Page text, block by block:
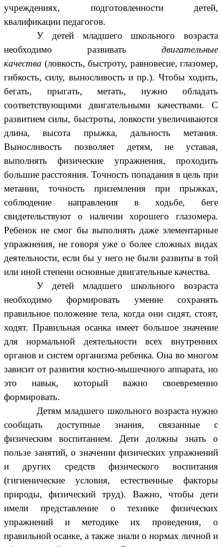
учреждениях, подготовленности детей,
квалификации педагогов.
У детей младшего школьного возраста
необходимо развивать двигательные
качества (ловкость, быстроту, равновесие, глазомер,
гибкость, силу, выносливость и пр.). Чтобы ходить,
бегать, прыгать, метать, нужно обладать
соответствующими двигательными качествами. С
развитием силы, быстроты, ловкости увеличиваются
длина, высота прыжка, дальность метания.
Выносливость позволяет детям, не уставая,
выполнять физические упражнения, проходить
большие расстояния. Точность попадания в цель при
метании, точность приземления при прыжках,
соблюдение направления в ходьбе, беге
свидетельствуют о наличии хорошего глазомера.
Ребенок не смог бы выполнять даже элементарные
упражнения, не говоря уже о более сложных видах
деятельности, если бы у него не были развиты в той
или иной степени основные двигательные качества.
У детей младшего школьного возраста
необходимо формировать умение сохранять
правильное положение тела, когда они сидят, стоят,
ходят. Правильная осанка имеет большое значение
для нормальной деятельности всех внутренних
органов и систем организма ребенка. Она во многом
зависит от развития костно-мышечного аппарата, но
это навык, который важно своевременно
формировать.
Детям младшего школьного возраста нужно
сообщать доступные знания, связанные с
физическим воспитанием. Дети должны знать о
пользе занятий, о значении физических упражнений
и других средств физического воспитания
(гигиенические условия, естественные факторы
природы, физический труд). Важно, чтобы дети
имели представление о технике физических
упражнений и методике их проведения, о
правильной осанке, а также знали о нормах личной и